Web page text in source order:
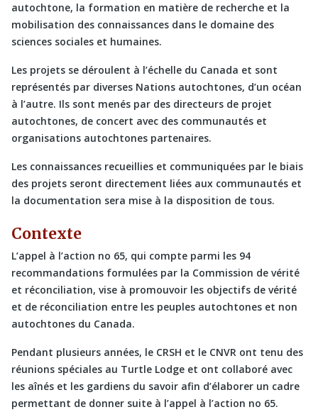
autochtone, la formation en matière de recherche et la
mobilisation des connaissances dans le domaine des
sciences sociales et humaines.
Les projets se déroulent à l’échelle du Canada et sont
représentés par diverses Nations autochtones, d’un océan
à l’autre. Ils sont menés par des directeurs de projet
autochtones, de concert avec des communautés et
organisations autochtones partenaires.
Les connaissances recueillies et communiquées par le biais
des projets seront directement liées aux communautés et
la documentation sera mise à la disposition de tous.
Contexte
L’appel à l’action no 65, qui compte parmi les 94
recommandations formulées par la Commission de vérité
et réconciliation, vise à promouvoir les objectifs de vérité
et de réconciliation entre les peuples autochtones et non
autochtones du Canada.
Pendant plusieurs années, le CRSH et le CNVR ont tenu des
réunions spéciales au Turtle Lodge et ont collaboré avec
les aînés et les gardiens du savoir afin d’élaborer un cadre
permettant de donner suite à l’appel à l’action no 65.